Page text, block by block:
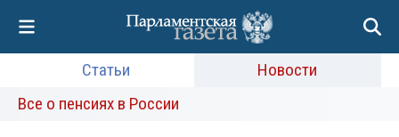
Статьи
Новости
Все о пенсиях в России